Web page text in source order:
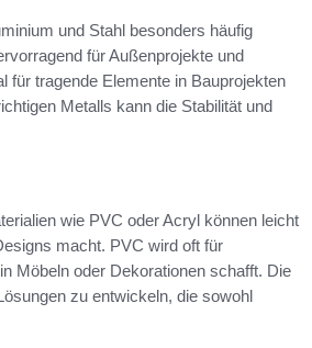
und Stahl besonders häufig
für Außenprojekte und
für tragende Elemente in Bauprojekten
Metalls kann die Stabilität und
wie PVC oder Acryl können leicht
macht. PVC wird oft für
Möbeln oder Dekorationen schafft. Die
zu entwickeln, die sowohl